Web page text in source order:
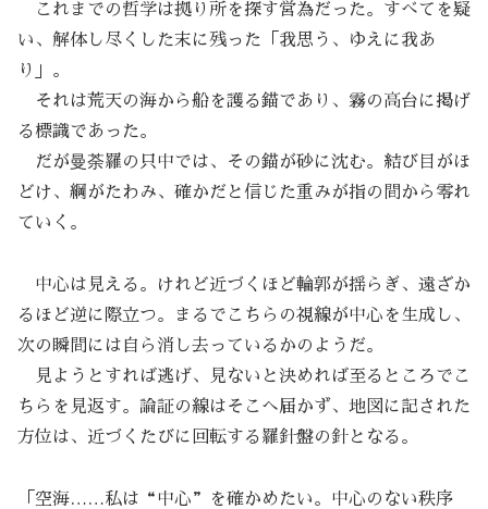
これまでの哲学は拠り所を探す営為だった。すべてを疑
い、解体し尽くした末に残った「我思う、ゆえに我あ
り」。
それは荒天の海から船を護る錨であり、霧の高台に掲げ
る標識であった。
だが曼荼羅の只中では、その錨が砂に沈む。結び目がほ
どけ、綱がたわみ、確かだと信じた重みが指の間から零れ
ていく。
中心は見える。けれど近づくほど輪郭が揺らぎ、遠ざか
るほど逆に際立つ。まるでこちらの視線が中心を生成し、
次の瞬間には自ら消し去っているかのようだ。
見ようとすれば逃げ、見ないと決めれば至るところでこ
ちらを見返す。論証の線はそこへ届かず、地図に記された
方位は、近づくたびに回転する羅針盤の針となる。
「空海……私は“中心”を確かめたい。中心のない秩序